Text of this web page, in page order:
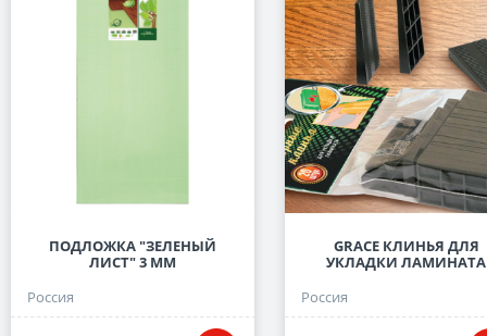
ПОДЛОЖКА "ЗЕЛЕНЫЙ
ЛИСТ" 3 ММ
Россия
GRACE КЛИНЬЯ ДЛЯ
УКЛАДКИ ЛАМИНАТА
Россия